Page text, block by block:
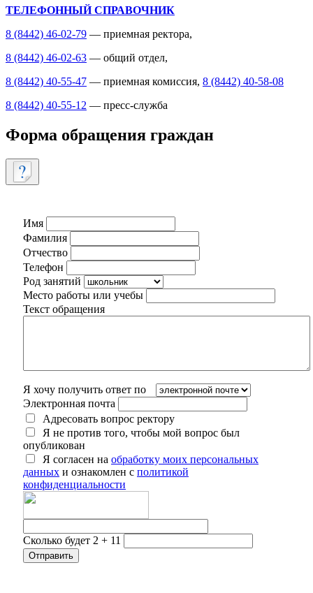
ТЕЛЕФОННЫЙ СПРАВОЧНИК
8 (8442) 46-02-79 — приемная ректора,
8 (8442) 46-02-63 — общий отдел,
8 (8442) 40-55-47 — приемная комиссия, 8 (8442) 40-58-08
8 (8442) 40-55-12 — пресс-служба
Форма обращения граждан
Имя
Фамилия
Отчество
Телефон
Род занятий
Место работы или учебы
Текст обращения
Я хочу получить ответ по
Электронная почта
Адресовать вопрос ректору
Я не против того, чтобы мой вопрос был
опубликован
Я согласен на обработку моих персональных
данных и ознакомлен с политикой
конфиденциальности
Сколько будет 2 + 11